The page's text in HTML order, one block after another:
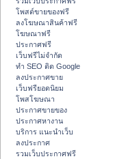
โพสต์ขายของฟรี
ลงโฆษณาสินค้าฟรี
โฆษณาฟรี
ประกาศฟรี
เว็บฟรีไม่จำกัด
ทำ SEO ติด Google
ลงประกาศขาย
เว็บฟรียอดนิยม
โพสโฆษณา
ประกาศขายของ
ประกาศหางาน
บริการ แนะนำเว็บ
ลงประกาศ
รวมเว็บประกาศฟรี